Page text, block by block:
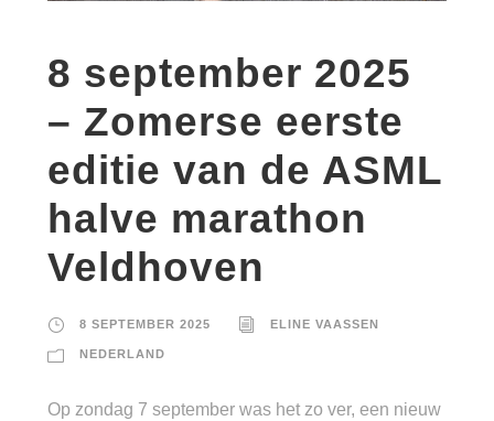
8 september 2025
– Zomerse eerste
editie van de ASML
halve marathon
Veldhoven
8 SEPTEMBER 2025 ELINE VAASSEN
NEDERLAND
Op zondag 7 september was het zo ver, een nieuw